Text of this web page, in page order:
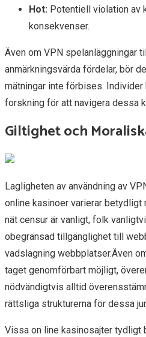
Hot: Potentiell violation av
konsekvenser.
Även om VPN spelanläggningar
anmärkningsvärda fördelar, bör
mätningar inte förbises.
forskning för att navigera dessa
Giltighet och
Lagligheten av användning av
online kasinoer varierar betydligt
nät censur är vanligt, folk
obegränsad tillgänglighet till
vadslagning webbplatser.Även
taget genomförbart möjligt,
nödvändigtvis alltid
rättsliga strukturerna för dessa
Vissa on line kasinosajter tydligt